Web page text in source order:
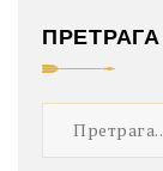
ПРЕТРАГА